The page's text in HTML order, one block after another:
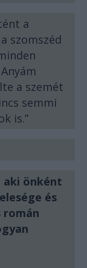
a
szomszéd
a szemét
semmi
is.”
aki önként
és
román